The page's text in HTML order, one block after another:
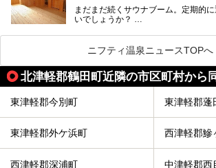
まだまだ続くサウナブーム。定期的
いでしょうか？
そこでコスパ抜群！1,000円以下でサ
紹介します。
格安でも充実の施設でサウナを楽し
今回は青森県にある1,000円以下のお
介します！
ニフティ温泉ニュースTOPへ
北津軽郡鶴田町近隣の市区町村から
東津軽郡今別町 東津軽郡蓬
東津軽郡外ケ浜町 西津軽郡鰺
西津軽郡深浦町 中津軽郡西